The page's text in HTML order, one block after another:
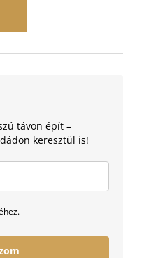
távon épít –
keresztül is!